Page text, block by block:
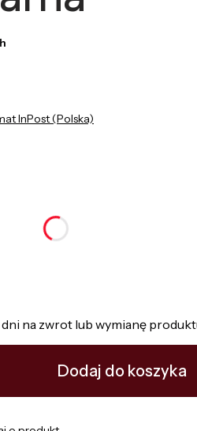
InPost (Polska)
dni na zwrot lub wymianę
Dodaj do koszyka